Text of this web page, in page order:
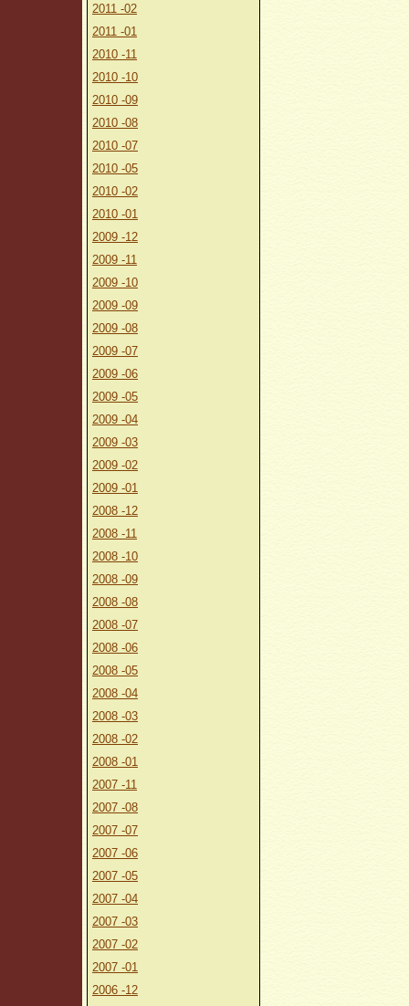
2011 -02
2011 -01
2010 -11
2010 -10
2010 -09
2010 -08
2010 -07
2010 -05
2010 -02
2010 -01
2009 -12
2009 -11
2009 -10
2009 -09
2009 -08
2009 -07
2009 -06
2009 -05
2009 -04
2009 -03
2009 -02
2009 -01
2008 -12
2008 -11
2008 -10
2008 -09
2008 -08
2008 -07
2008 -06
2008 -05
2008 -04
2008 -03
2008 -02
2008 -01
2007 -11
2007 -08
2007 -07
2007 -06
2007 -05
2007 -04
2007 -03
2007 -02
2007 -01
2006 -12